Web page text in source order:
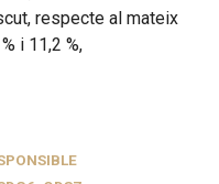
respecte al mateix
i 11,2 %,